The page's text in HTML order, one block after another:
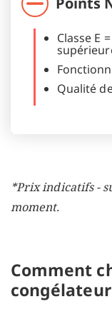
Classe E
Qualité
*Prix indicatifs -
moment.
Comment